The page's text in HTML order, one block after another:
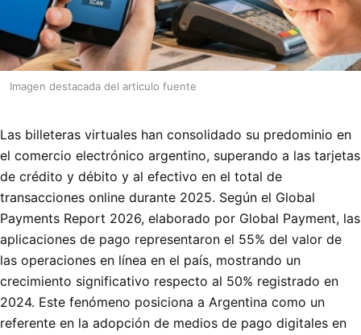
Imagen destacada del articulo fuente
Las billeteras virtuales han consolidado su predominio en
el comercio electrónico argentino, superando a las tarjetas
de crédito y débito y al efectivo en el total de
transacciones online durante 2025. Según el Global
Payments Report 2026, elaborado por Global Payment, las
aplicaciones de pago representaron el 55% del valor de
las operaciones en línea en el país, mostrando un
crecimiento significativo respecto al 50% registrado en
2024. Este fenómeno posiciona a Argentina como un
referente en la adopción de medios de pago digitales en